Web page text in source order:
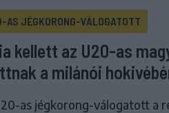
AS JÉGKORONG-VÁLOGATOTT
kellett az U20-as
a milánói
as jégkorong-válogatott a